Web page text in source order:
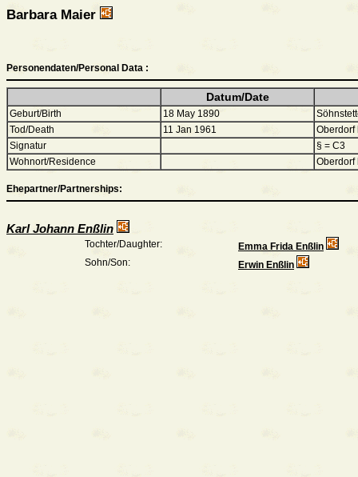
Barbara Maier
Personendaten/Personal Data :
Datum/Date
Geburt/Birth 18 May 1890
Tod/Death
11 Jan 1961
Oberdorf
Signatur
§ = C3
Wohnort/Residence
Oberdorf
Ehepartner/Partnerships:
Karl Johann Enßlin
Tochter/Daughter:
Emma Frida Enßlin
Sohn/Son:
Erwin Enßlin